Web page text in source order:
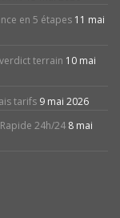
en 5 étapes 11 mai
terrain 10 mai
tarifs 9 mai 2026
24h/24 8 mai